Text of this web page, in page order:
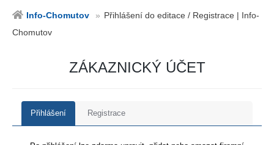
Info-Chomutov
Přihlášení do editace / Registrace | Info-
Chomutov
ZÁKAZNICKÝ ÚČET
Přihlášení Registrace